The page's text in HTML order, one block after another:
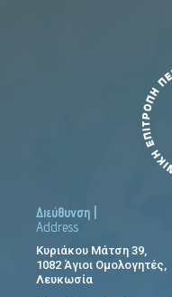
Διεύθυνση |
Address
Κυριάκου Μάτση 39,
1082 Άγιοι Ομολογητές,
Λευκωσία